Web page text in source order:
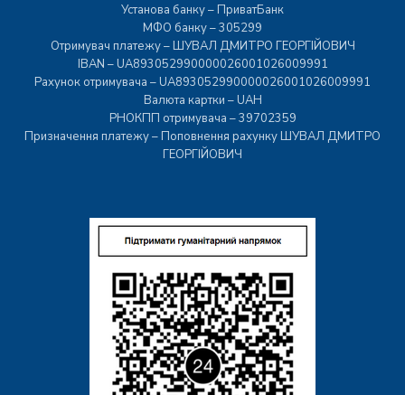
Установа банку – ПриватБанк
МФО банку – 305299
Отримувач платежу – ШУВАЛ ДМИТРО ГЕОРГІЙОВИЧ
IBAN – UA893052990000026001026009991
Рахунок отримувача – UA893052990000026001026009991
Валюта картки – UAH
РНОКПП отримувача – 39702359
Призначення платежу – Поповнення рахунку ШУВАЛ ДМИТРО
ГЕОРГІЙОВИЧ